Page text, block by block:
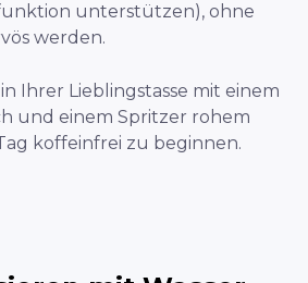
unterstützen), ohne
werden.
Ihrer Lieblingstasse mit einem
und einem Spritzer rohem
koffeinfrei zu beginnen.